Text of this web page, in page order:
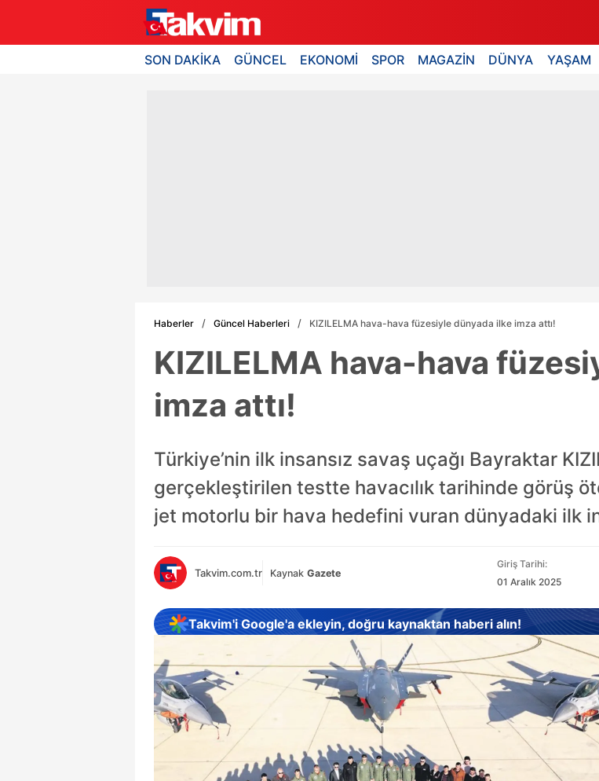
SON DAKİKA GÜNCEL EKONOMİ SPOR MAGAZİN DÜNYA YAŞAM
Haberler Güncel Haberleri KIZILELMA hava-hava füzesiyle dünyada ilke imza attı!
KIZILELMA hava-hava
imza attı!
Türkiye’nin ilk insansız savaş uçağı Bayraktar
gerçekleştirilen testte havacılık tarihinde görüş
jet motorlu bir hava hedefini vuran dünyadaki ilk
Takvim.com.tr Kaynak Gazete
Giriş Tarihi:
01 Aralık 2025
Takvim'i Google'a ekleyin, doğru kaynaktan haberi alın!